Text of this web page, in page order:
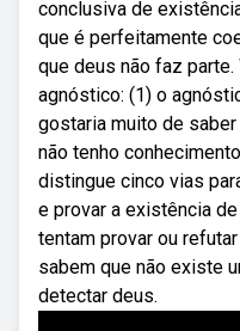
conclusiva de
que é perfeitamente
que deus não faz
agnóstico: (1) o
gostaria muito de
não tenho
distingue cinco vias
e provar a existência
tentam provar ou
sabem que não existe
detectar deus.